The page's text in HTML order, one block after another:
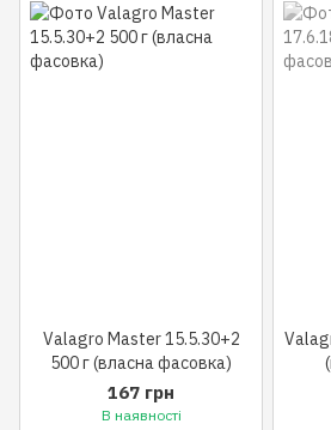
Valagro Master 15.5.30+2
500 г (власна фасовка)
167 грн
В наявності